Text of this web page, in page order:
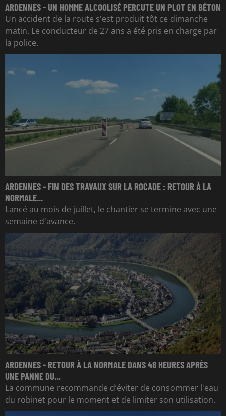
ARDENNES - UN HOMME ALCOOLISÉ PERCUTE UN PLOT EN BÉTON
Un accident de la route s'est produit tôt ce dimanche
matin. Le conducteur de 27 ans a été pris en charge par
la police.
ARDENNES - FIN DES TRAVAUX SUR LA ROCADE : RETOUR À LA
NORMALE...
Lancé au mois de juillet, le chantier se termine avec une
semaine d'avance.
ARDENNES - RETOUR À LA NORMALE DANS 48 HEURES APRÈS
UNE PANNE DU...
La commune recommande d’éviter de consommer l'eau
du robinet pour le moment et de limiter son utilisation.